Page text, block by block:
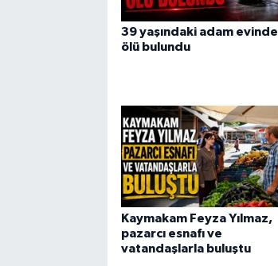
39 yaşındaki adam evinde
ölü bulundu
Kaymakam Feyza Yılmaz,
pazarcı esnafı ve
vatandaşlarla buluştu